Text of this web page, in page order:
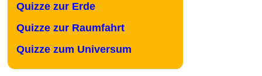
Quizze zur Erde
Quizze zur Raumfahrt
Quizze zum Universum